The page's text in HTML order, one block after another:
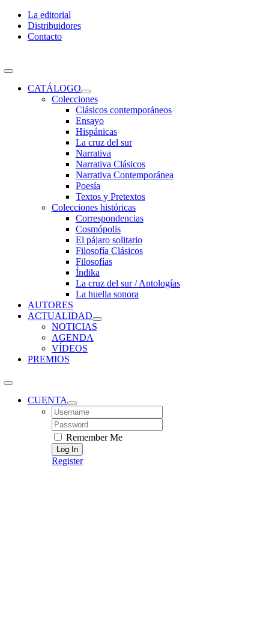
Skip
content
La editorial
Distribuidores
Contacto
Toggle
NavigationCATÁLOGO
Colecciones
Clásicos contemporáneos
Ensayo
Hispánicas
La cruz del sur
Narrativa
Narrativa Clásicos
Narrativa Contemporánea
Poesía
Textos y Pretextos
Colecciones históricas
Correspondencias
Cosmópolis
El pájaro solitario
Filosofía Clásicos
Filosofías
Índika
La cruz del sur / Antologías
La huella sonora
AUTORES
ACTUALIDAD
NOTICIAS
AGENDA
VÍDEOS
PREMIOS
CUENTA
Username:
Password:
Remember Me
Register